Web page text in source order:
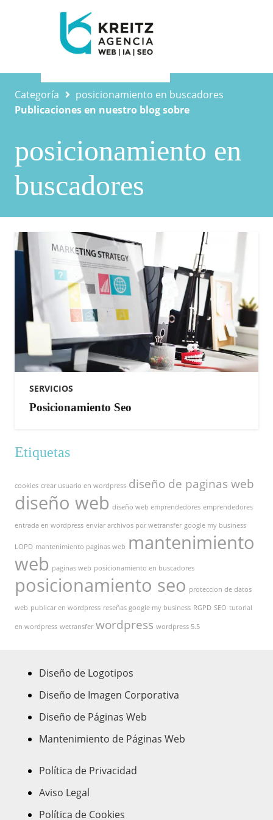
Categoría
posicionamiento en buscadores
Publicaciones en nuestro blog sobre
posicionamiento en
buscadores
SERVICIOS
Posicionamiento Seo
Etiquetas
cookies crear usuario en wordpress diseño de paginas web
diseño web diseño web emprendedores emprendedores
entrada en wordpress enviar archivos por wetransfer google my business
LOPD mantenimiento paginas web mantenimiento
web paginas web posicionamiento en buscadores
posicionamiento seo proteccion de datos
web publicar en wordpress reseñas google my business RGPD SEO tutorial
en wordpress wetransfer wordpress wordpress 5.5
Diseño de Logotipos
Diseño de Imagen Corporativa
Diseño de Páginas Web
Mantenimiento de Páginas Web
Política de Privacidad
Aviso Legal
Política de Cookies